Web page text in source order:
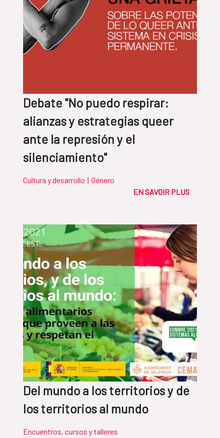
Debate "No puedo respirar:
alianzas y estrategias queer
ante la represión y el
silenciamiento"
Cultura y desarrollo | Género
EN SAVOIR PLUS
Del mundo a los territorios y de
los territorios al mundo
Encuentros, cursos y talleres